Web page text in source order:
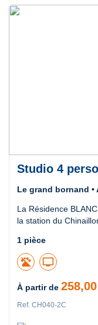
Studio 4
Le grand bornand
La Résidence
la station du
1 pièce
tv
À partir de
Ref. CH040-2C